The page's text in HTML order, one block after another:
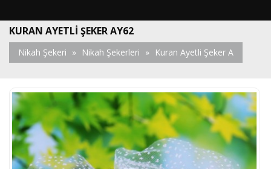
Nikah Şekeri » Nikah Şekerleri » Kuran Ayetli Şeker A
KURAN AYETLI ŞEKER AY62